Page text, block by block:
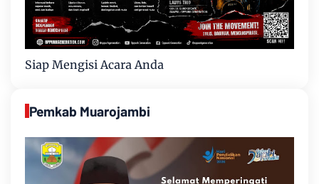
Siap Mengisi Acara Anda
Pemkab Muarojambi